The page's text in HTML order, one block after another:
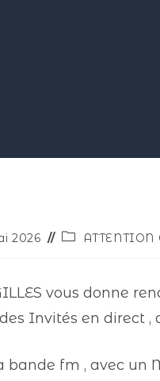
2026 ATTENTION
vous donne
Invités en direct
fm , avec un